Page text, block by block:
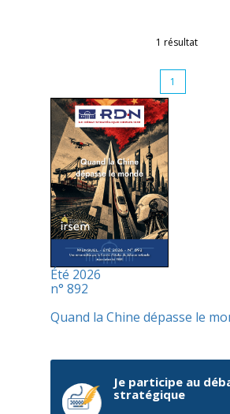
1 résultat
1
Été 2026
n° 892
Quand la Chine dépasse le
Je participe au
stratégique